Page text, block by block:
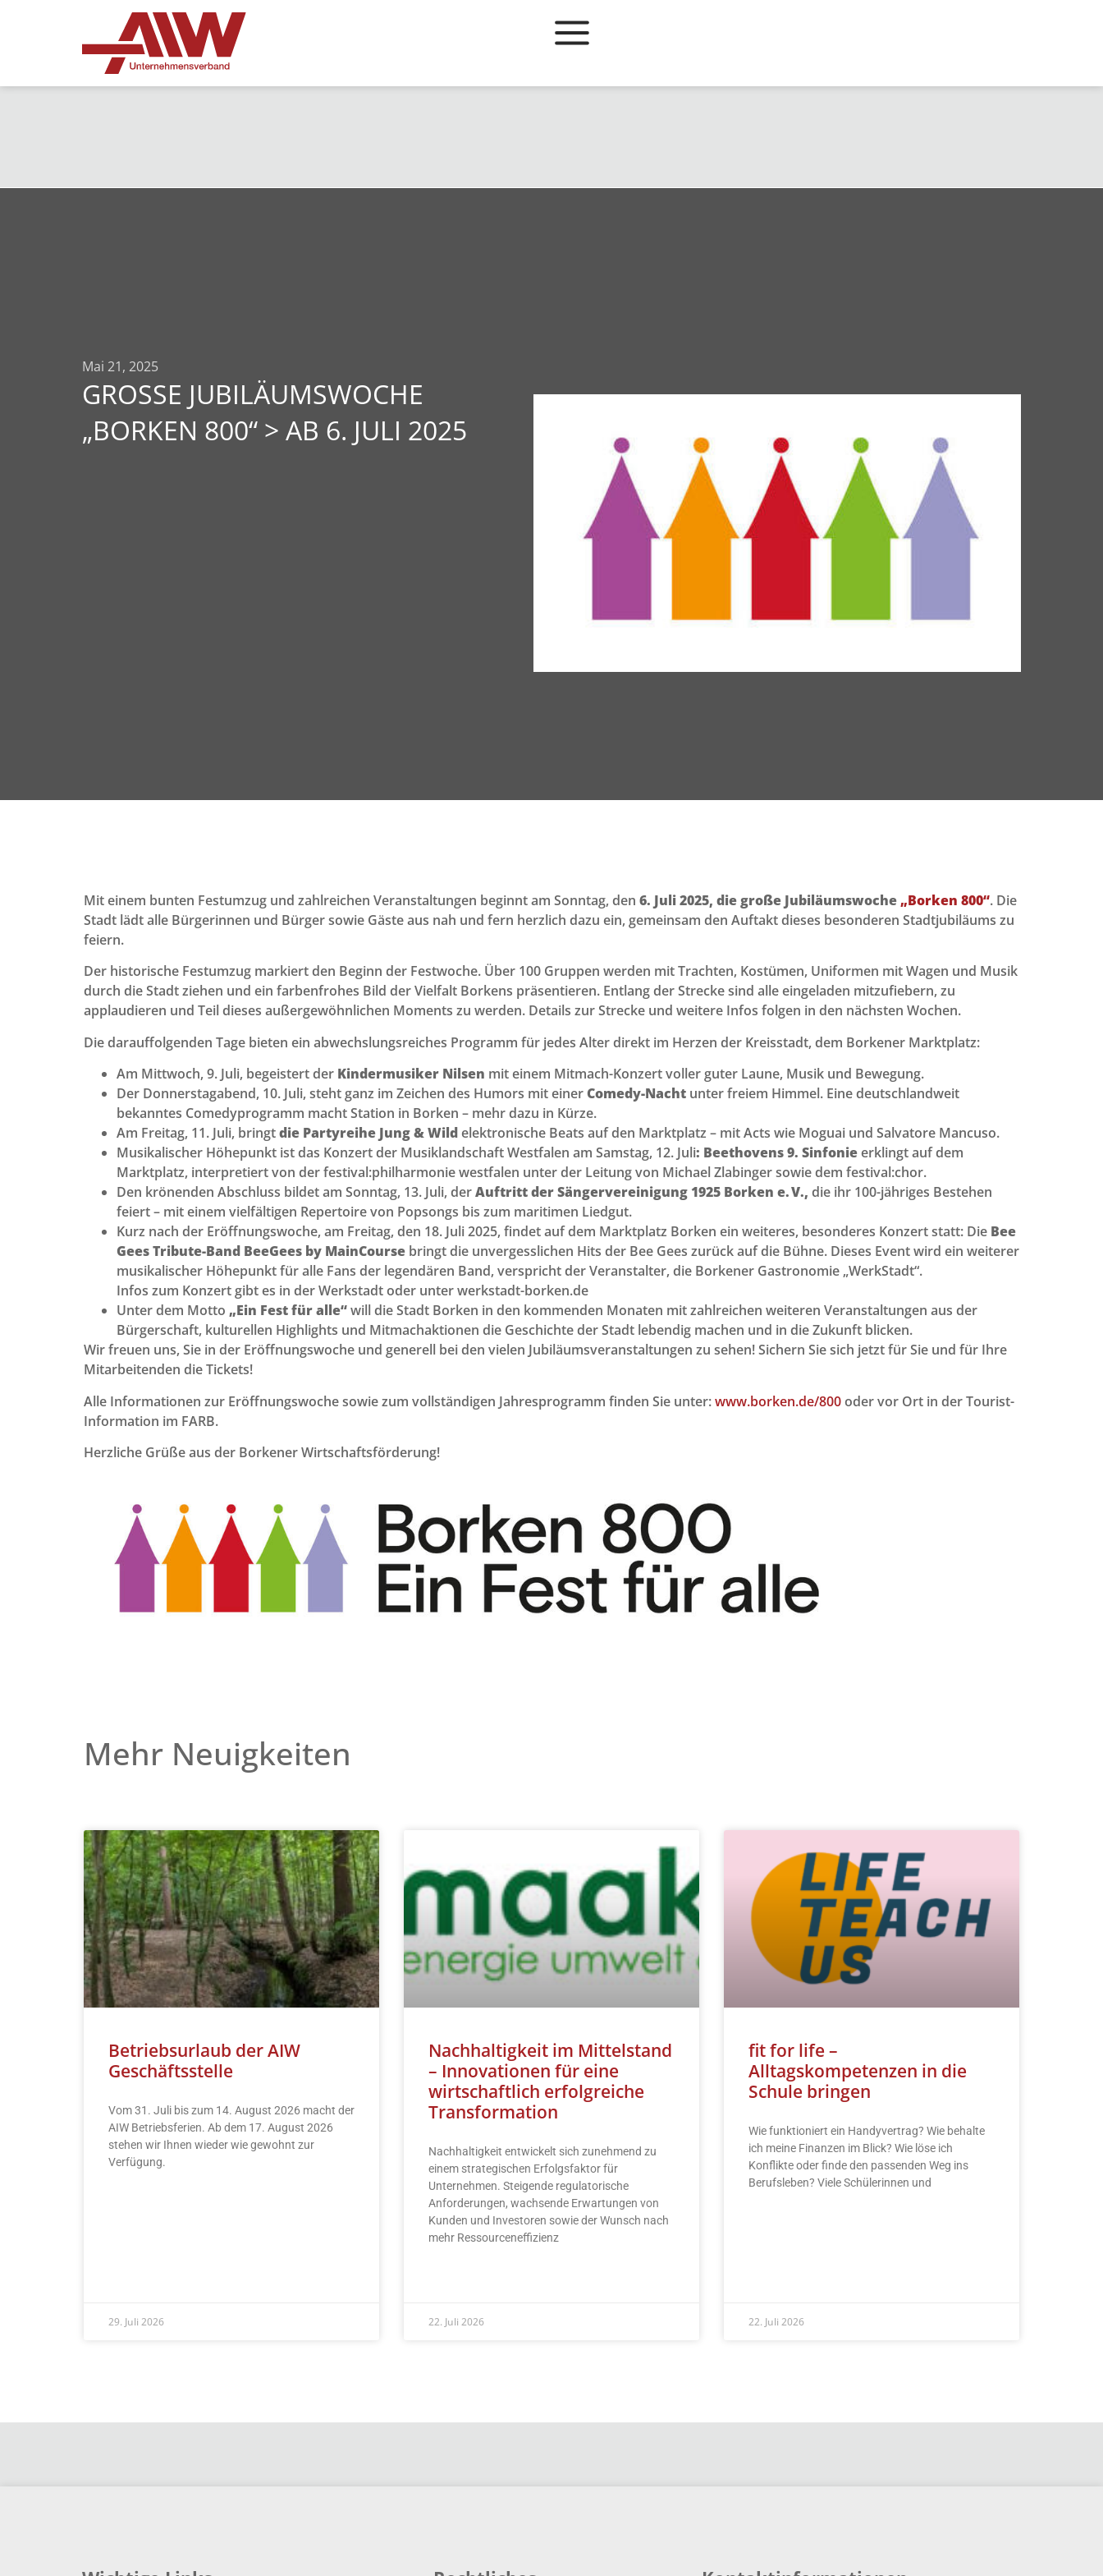
Mai 21, 2025
GROSSE JUBILÄUMSWOCHE „
BORKEN 800“ > AB 6. JULI 2025
Mit einem bunten Festumzug und zahlreichen Veranstaltungen beginnt am Sonntag, den 6. Juli 2025, die große Jubiläumswoche „Borken 800“. Die
Stadt lädt alle Bürgerinnen und Bürger sowie Gäste aus nah und fern herzlich dazu ein, gemeinsam den Auftakt dieses besonderen Stadtjubiläums zu
feiern.
Der historische Festumzug markiert den Beginn der Festwoche. Über 100 Gruppen werden mit Trachten, Kostümen, Uniformen mit Wagen und Musik
durch die Stadt ziehen und ein farbenfrohes Bild der Vielfalt Borkens präsentieren. Entlang der Strecke sind alle eingeladen mitzufiebern, zu
applaudieren und Teil dieses außergewöhnlichen Moments zu werden. Details zur Strecke und weitere Infos folgen in den nächsten Wochen.
Die darauffolgenden Tage bieten ein abwechslungsreiches Programm für jedes Alter direkt im Herzen der Kreisstadt, dem Borkener Marktplatz:
Am Mittwoch, 9. Juli, begeistert der Kindermusiker Nilsen mit einem Mitmach-Konzert voller guter Laune, Musik und Bewegung.
Der Donnerstagabend, 10. Juli, steht ganz im Zeichen des Humors mit einerComedy-Nacht unter freiem Himmel. Eine deutschlandweit
bekanntes Comedyprogramm macht Station in Borken – mehr dazu in Kürze.
Am Freitag, 11. Juli, bringtdie Partyreihe Jung & Wildelektronische Beats auf den Marktplatz – mit Acts wie Moguai und Salvatore Mancuso.
Musikalischer Höhepunkt ist das Konzert der Musiklandschaft Westfalen am Samstag, 12. Juli: Beethovens 9. Sinfonieerklingt auf dem
Marktplatz, interpretiert von der festival:philharmonie westfalen unter der Leitung von Michael Zlabinger sowie dem festival:chor.
Den krönenden Abschluss bildet am Sonntag, 13. Juli, derAuftritt der Sängervereinigung 1925 Borken e. V., die ihr 100-jähriges Bestehen
feiert – mit einem vielfältigen Repertoire von Popsongs bis zum maritimen Liedgut.
Kurz nach der Eröffnungswoche, am Freitag, den 18. Juli 2025, findet auf dem Marktplatz Borken ein weiteres, besonderes Konzert statt: Die Bee
Gees Tribute-Band BeeGees by MainCourse bringt die unvergesslichen Hits der Bee Gees zurück auf die Bühne. Dieses Event wird ein weiterer
musikalischer Höhepunkt für alle Fans der legendären Band, verspricht der Veranstalter, die Borkener Gastronomie „WerkStadt“.
Infos zum Konzert gibt es in der Werkstadt oder unter werkstadt-borken.de
Unter dem Motto „Ein Fest für alle“will die Stadt Borken in den kommenden Monaten mit zahlreichen weiteren Veranstaltungen aus der
Bürgerschaft, kulturellen Highlights und Mitmachaktionen die Geschichte der Stadt lebendig machen und in die Zukunft blicken.
Wir freuen uns, Sie in der Eröffnungswoche und generell bei den vielen Jubiläumsveranstaltungen zu sehen! Sichern Sie sich jetzt für Sie und für Ihre
Mitarbeitenden die Tickets!
Alle Informationen zur Eröffnungswoche sowie zum vollständigen Jahresprogramm finden Sie unter:www.borken.de/800oder vor Ort in der Tourist-
Information im FARB.
Herzliche Grüße aus der Borkener Wirtschaftsförderung!
Mehr Neuigkeiten
Betriebsurlaub der AIW
Geschäftsstelle
Vom 31. Juli bis zum 14. August 2026 macht der
AIW Betriebsferien. Ab dem 17. August 2026
stehen wir Ihnen wieder wie gewohnt zur
Verfügung.
29. Juli 2026
Nachhaltigkeit im Mittelstand
– Innovationen für eine
wirtschaftlich erfolgreiche
Transformation
Nachhaltigkeit entwickelt sich zunehmend zu
einem strategischen Erfolgsfaktor für
Unternehmen. Steigende regulatorische
Anforderungen, wachsende Erwartungen von
Kunden und Investoren sowie der Wunsch nach
mehr Ressourceneffizienz
22. Juli 2026
fit for life –
Alltagskompetenzen in die
Schule bringen
Wie funktioniert ein Handyvertrag? Wie behalte
ich meine Finanzen im Blick? Wie löse ich
Konflikte oder finde den passenden Weg ins
Berufsleben? Viele Schülerinnen und
22. Juli 2026